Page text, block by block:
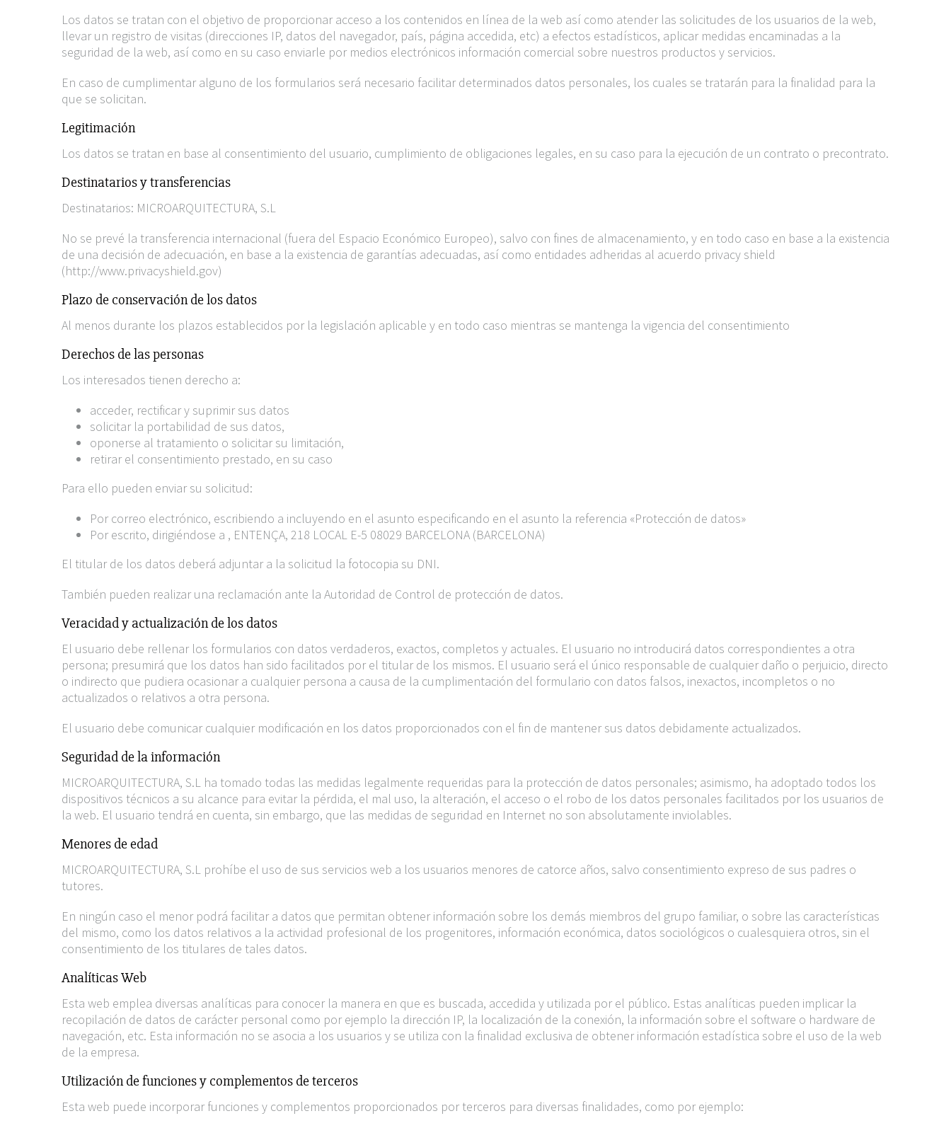
Los datos se tratan con el objetivo de proporcionar acceso a los contenidos en línea de la web así como atender las solicitudes de los usuarios de la web,
llevar un registro de visitas (direcciones IP, datos del navegador, país, página accedida, etc) a efectos estadísticos, aplicar medidas encaminadas a la
seguridad de la web, así como en su caso enviarle por medios electrónicos información comercial sobre nuestros productos y servicios.
En caso de cumplimentar alguno de los formularios será necesario facilitar determinados datos personales, los cuales se tratarán para la finalidad para la
que se solicitan.
Legitimación
Los datos se tratan en base al consentimiento del usuario, cumplimiento de obligaciones legales, en su caso para la ejecución de un contrato o precontrato.
Destinatarios y transferencias
Destinatarios: MICROARQUITECTURA, S.L
No se prevé la transferencia internacional (fuera del Espacio Económico Europeo), salvo con fines de almacenamiento, y en todo caso en base a la existencia
de una decisión de adecuación, en base a la existencia de garantías adecuadas, así como entidades adheridas al acuerdo privacy shield
(http://www.privacyshield.gov)
Plazo de conservación de los datos
Al menos durante los plazos establecidos por la legislación aplicable y en todo caso mientras se mantenga la vigencia del consentimiento
Derechos de las personas
Los interesados tienen derecho a:
acceder, rectificar y suprimir sus datos
solicitar la portabilidad de sus datos,
oponerse al tratamiento o solicitar su limitación,
retirar el consentimiento prestado, en su caso
Para ello pueden enviar su solicitud:
Por correo electrónico, escribiendo a incluyendo en el asunto especificando en el asunto la referencia «Protección de datos»
Por escrito, dirigiéndose a , ENTENÇA, 218 LOCAL E-5 08029 BARCELONA (BARCELONA)
El titular de los datos deberá adjuntar a la solicitud la fotocopia su DNI.
También pueden realizar una reclamación ante la Autoridad de Control de protección de datos.
Veracidad y actualización de los datos
El usuario debe rellenar los formularios con datos verdaderos, exactos, completos y actuales. El usuario no introducirá datos correspondientes a otra
persona; presumirá que los datos han sido facilitados por el titular de los mismos. El usuario será el único responsable de cualquier daño o perjuicio, directo
o indirecto que pudiera ocasionar a cualquier persona a causa de la cumplimentación del formulario con datos falsos, inexactos, incompletos o no
actualizados o relativos a otra persona.
El usuario debe comunicar cualquier modificación en los datos proporcionados con el fin de mantener sus datos debidamente actualizados.
Seguridad de la información
MICROARQUITECTURA, S.L ha tomado todas las medidas legalmente requeridas para la protección de datos personales; asimismo, ha adoptado todos los
dispositivos técnicos a su alcance para evitar la pérdida, el mal uso, la alteración, el acceso o el robo de los datos personales facilitados por los usuarios de
la web. El usuario tendrá en cuenta, sin embargo, que las medidas de seguridad en Internet no son absolutamente inviolables.
Menores de edad
MICROARQUITECTURA, S.L prohíbe el uso de sus servicios web a los usuarios menores de catorce años, salvo consentimiento expreso de sus padres o
tutores.
En ningún caso el menor podrá facilitar a datos que permitan obtener información sobre los demás miembros del grupo familiar, o sobre las características
del mismo, como los datos relativos a la actividad profesional de los progenitores, información económica, datos sociológicos o cualesquiera otros, sin el
consentimiento de los titulares de tales datos.
Analíticas Web
Esta web emplea diversas analíticas para conocer la manera en que es buscada, accedida y utilizada por el público. Estas analíticas pueden implicar la
recopilación de datos de carácter personal como por ejemplo la dirección IP, la localización de la conexión, la información sobre el software o hardware de
navegación, etc. Esta información no se asocia a los usuarios y se utiliza con la finalidad exclusiva de obtener información estadística sobre el uso de la web
de la empresa.
Utilización de funciones y complementos de terceros
Esta web puede incorporar funciones y complementos proporcionados por terceros para diversas finalidades, como por ejemplo: